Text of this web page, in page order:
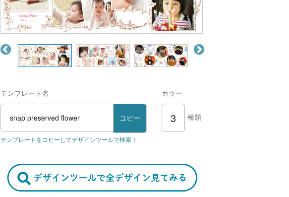
テンプレート名
snap preserved flower コピー
テンプレートをコピーしてデザインツールで検索！
カラー
3 種類